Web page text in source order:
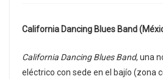
California Dancing Blues Band
California Dancing Blues Band, una
eléctrico con sede en el bajío (zona